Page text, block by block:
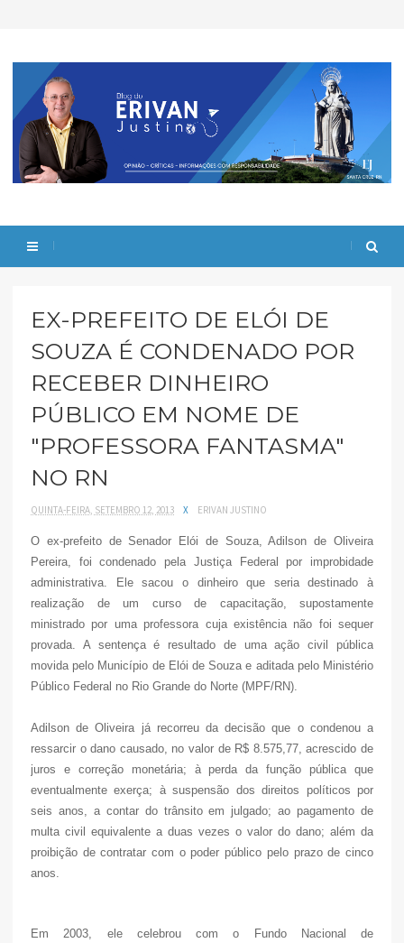
EX-PREFEITO DE ELÓI DE
SOUZA É CONDENADO POR
RECEBER DINHEIRO
PÚBLICO EM NOME DE
"PROFESSORA FANTASMA"
NO RN
QUINTA-FEIRA, SETEMBRO 12, 2013 X ERIVAN JUSTINO
O ex-prefeito de Senador Elói de Souza, Adilson de Oliveira
Pereira, foi condenado pela Justiça Federal por improbidade
administrativa. Ele sacou o dinheiro que seria destinado à
realização de um curso de capacitação, supostamente
ministrado por uma professora cuja existência não foi sequer
provada. A sentença é resultado de uma ação civil pública
movida pelo Município de Elói de Souza e aditada pelo Ministério
Público Federal no Rio Grande do Norte (MPF/RN).
Adilson de Oliveira já recorreu da decisão que o condenou a
ressarcir o dano causado, no valor de R$ 8.575,77, acrescido de
juros e correção monetária; à perda da função pública que
eventualmente exerça; à suspensão dos direitos políticos por
seis anos, a contar do trânsito em julgado; ao pagamento de
multa civil equivalente a duas vezes o valor do dano; além da
proibição de contratar com o poder público pelo prazo de cinco
anos.
Em 2003, ele celebrou com o Fundo Nacional de